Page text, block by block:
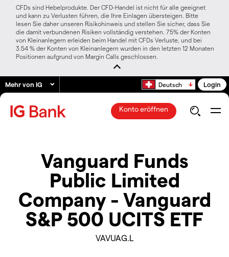
CFDs sind Hebelprodukte. Der CFD-Handel ist nicht für alle geeignet
und kann zu Verlusten führen, die Ihre Einlagen übersteigen. Bitte
lesen Sie daher unseren Risikohinweis und stellen Sie sicher, dass Sie
die damit verbundenen Risiken vollständig verstehen. 75% der Konten
von Kleinanlegern erleiden beim Handel mit CFDs Verluste, und bei
3.54 % der Konten von Kleinanlegern wurden in den letzten 12 Monaten
Positionen aufgrund von Margin Calls geschlossen.
Mehr von IG Deutsch Login
Konto eröffnen
Vanguard Funds
Public Limited
Company - Vanguard
S&P 500 UCITS ETF
VAVUAG.L